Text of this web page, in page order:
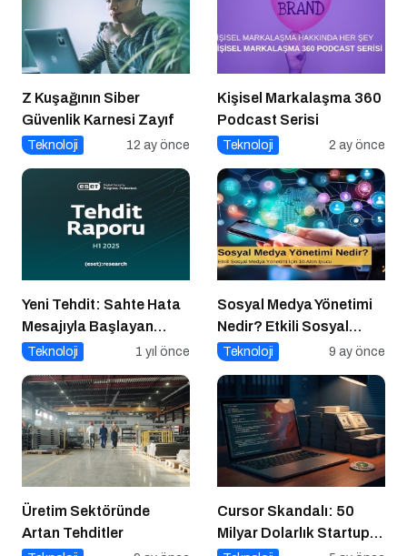
Z Kuşağının Siber
Güvenlik Karnesi Zayıf
Teknoloji 12 ay önce
Kişisel Markalaşma 360
Podcast Serisi
Teknoloji 2 ay önce
Yeni Tehdit: Sahte Hata
Mesajıyla Başlayan
Siber Saldırılar
Teknoloji 1 yıl önce
Sosyal Medya Yönetimi
Nedir? Etkili Sosyal
Medya Yönetimi İçin 10
Teknoloji 9 ay önce
Üretim Sektöründe
Artan Tehditler
Cursor Skandalı: 50
Milyar Dolarlık Startup